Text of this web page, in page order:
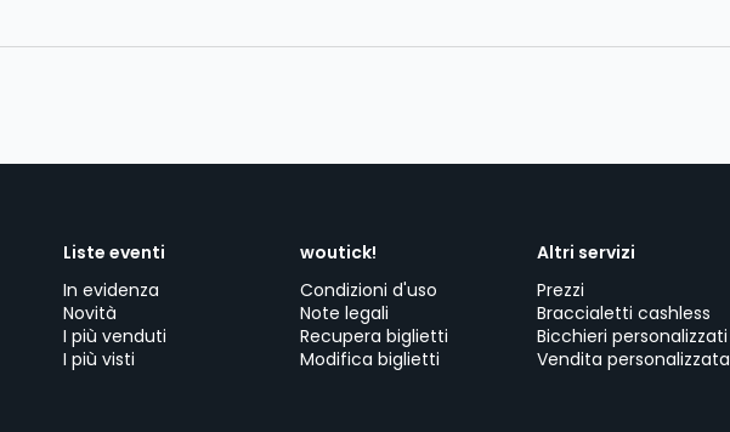
Liste eventi
In evidenza
Novità
I più venduti
I più visti
woutick!
Condizioni d'uso
Note legali
Recupera biglietti
Modifica biglietti
Altri servizi
Prezzi
Braccialetti cashless
Bicchieri personalizzati
Vendita personalizzata